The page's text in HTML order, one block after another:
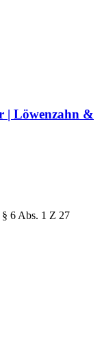
| Löwenzahn &
§ 6 Abs. 1 Z 27